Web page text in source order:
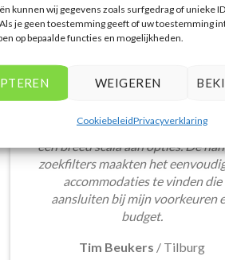
kunnen wij gegevens zoals surfgedrag of unieke
je geen toestemming geeft of uw toestemming
op bepaalde functies en mogelijkheden.
WEIGEREN
CookiebeleidPrivacyverklaring
Het aanbod van accommodaties
budgetvriendelijke hotels, de site
een breed scala aan opties. De
zoekfilters maakten het
accommodaties te vinden die
aansluiten bij mijn voorkeuren
budget.
Tim Beukers / Tilburg